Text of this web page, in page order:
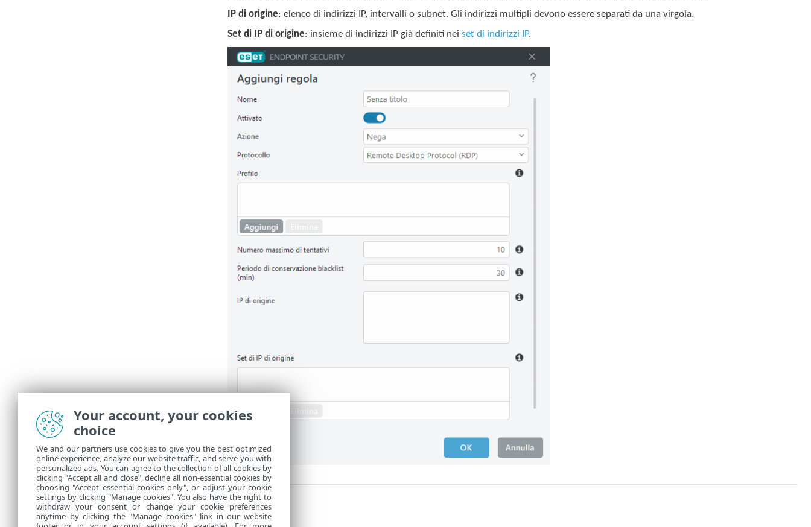
IP di origine: elenco di indirizzi IP, intervalli o subnet. Gli indirizzi multipli devono essere separati da una virgola.
Set di IP di origine: insieme di indirizzi IP già definiti neiset di indirizzi IP.
Your account, your cookies
choice
We and our partners use cookies to give you the best optimized
online experience, analyze our website traffic, and serve you with
personalized ads. You can agree to the collection of all cookies by
clicking "Accept all and close", decline all non-essential cookies by
choosing "Accept essential cookies only", or adjust your cookie
settings by clicking "Manage cookies". You also have the right to
withdraw your consent or change your cookie preferences
anytime by clicking the "Manage cookies" link in our website